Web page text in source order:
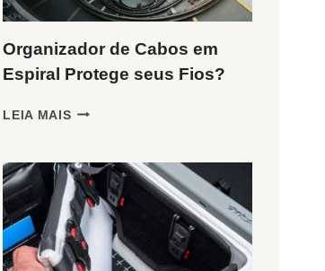
Organizador de Cabos em
Espiral Protege seus Fios?
LEIA MAIS ORGANIZADOR
EM
ESPIRAL
PROTEGE
SEUS
FIOS?